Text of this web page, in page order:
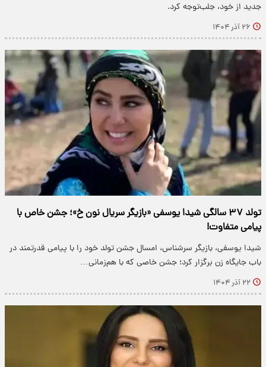
جدید از خود، جلب‌توجه کرد.
۲۶ آذر ۱۴۰۴
تولد ۳۷ سالگی شیدا یوسفی «بازیگر سریال نون خ»؛ جشن خاص با
پیامی متفاوت!
شیدا یوسفی، بازیگر سرشناس، امسال جشن تولد خود را با پیامی قدرتمند در
باب جایگاه زن برگزار کرد؛ جشن خاصی که با هم‌زمانی…
۲۲ آذر ۱۴۰۴